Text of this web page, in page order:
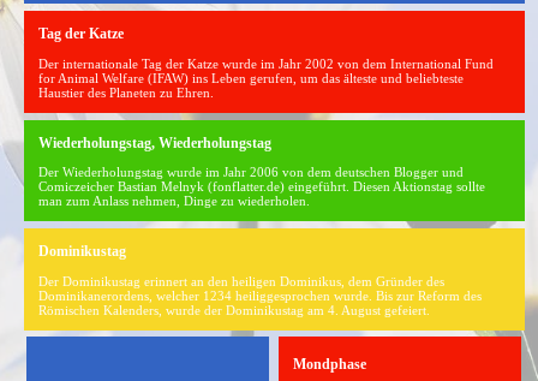
Tag der Katze
Der internationale Tag der Katze wurde im Jahr 2002 von dem International Fund
for Animal Welfare (IFAW) ins Leben gerufen, um das älteste und beliebteste
Haustier des Planeten zu Ehren.
Wiederholungstag, Wiederholungstag
Der Wiederholungstag wurde im Jahr 2006 von dem deutschen Blogger und
Comiczeicher Bastian Melnyk (fonflatter.de) eingeführt. Diesen Aktionstag sollte
man zum Anlass nehmen, Dinge zu wiederholen.
Dominikustag
Der Dominikustag erinnert an den heiligen Dominikus, dem Gründer des
Dominikanerordens, welcher 1234 heiliggesprochen wurde. Bis zur Reform des
Römischen Kalenders, wurde der Dominikustag am 4. August gefeiert.
Mondphase